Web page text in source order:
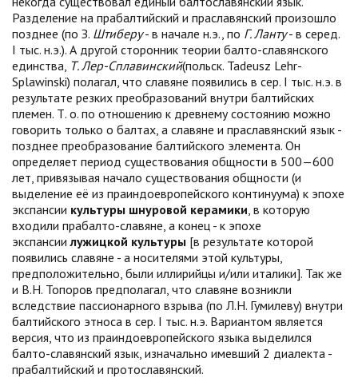
Разделение на прабалтийский и праславянский произошло
позднее (по З. Штиберу- в начале н.э., по Г. Ланту- в серед.
I тыс. н.э.). А другой сторонник теории балто-славянского
единства, Т. Лер-Сплавинский(польск. Tadeusz Lehr-
Splawinski) полагал, что славяне появились в сер. I тыс. н.э. в
результате резких преобразований внутри балтийских
племен. Т. о. по отношению к древнему состоянию можно
говорить только о балтах, а славяне и праславянский язык -
позднее преобразование балтийского элемента. Он
определяет период существования общности в 500—600
лет, привязывая начало существования общности (и
выделение её из праиндоевропейского континуума) к эпохе
экспансии культуры шнуровой керамики, в которую
входили прабалто-славяне, а конец - к эпохе
экспансиилужицкой культуры [в результате которой
появились славяне - а носителями этой культуры,
предположительно, были иллирийцы и/или италики]. Так же
и В.Н. Топоров предполагал, что славяне возникли
вследствие пассионарного взрыва (по Л.Н. Гумилеву) внутри
балтийского этноса в сер. I тыс. н.э. Вариантом является
версия, что из праиндоевропейского языка выделился
балто-славянский язык, изначально имевший 2 диалекта -
прабалтийский и протославянский.